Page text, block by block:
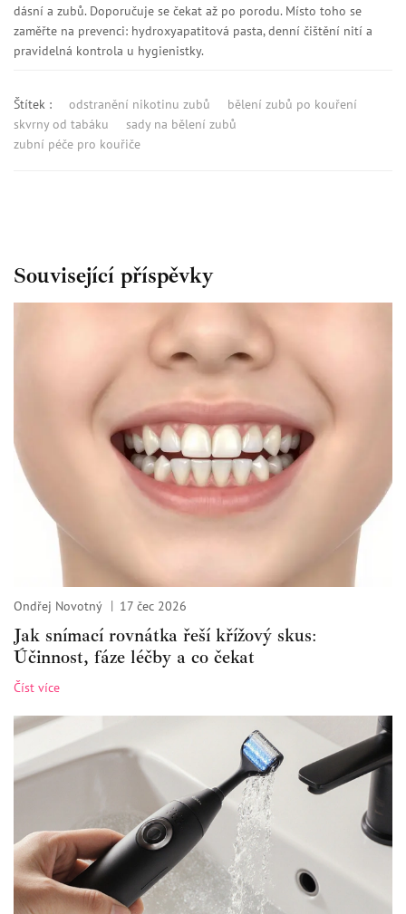
dásní a zubů. Doporučuje se čekat až po porodu. Místo toho se
zaměřte na prevenci: hydroxyapatitová pasta, denní čištění nití a
pravidelná kontrola u hygienistky.
Štítek : odstranění nikotinu zubů
bělení zubů po kouření
skvrny od tabáku
sady na bělení zubů
zubní péče pro kouřiče
Související příspěvky
Ondřej Novotný 17 čec 2026
Jak snímací rovnátka řeší křížový skus:
Účinnost, fáze léčby a co čekat
Číst více